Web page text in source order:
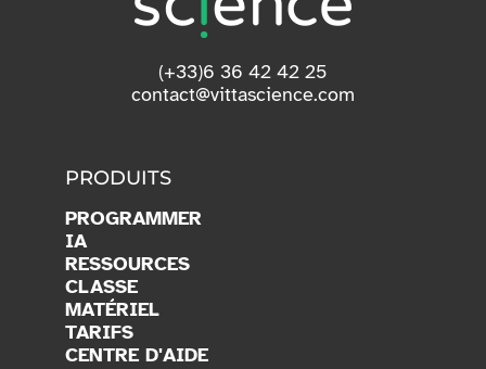
(+33)6 36 42 42 25
contact@vittascience.com
PRODUITS
PROGRAMMER
IA
RESSOURCES
CLASSE
MATÉRIEL
TARIFS
CENTRE D'AIDE